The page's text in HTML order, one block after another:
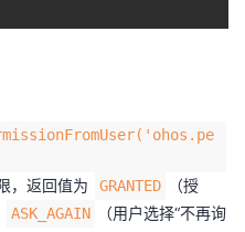
，返回值为 GRANTED
（授
ASK_AGAIN
（用户选择“不再询